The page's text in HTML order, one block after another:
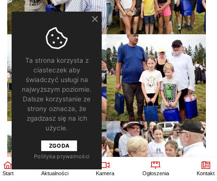
Start Aktualności Kamera Ogłoszenia Kontakt
Ta strona korzysta z
ciasteczek aby
świadczyć usługi na
najwyższym poziomie.
Dalsze korzystanie ze
strony oznacza, że
zgadzasz się na ich
użycie.
ZGODA
Polityka prywatności